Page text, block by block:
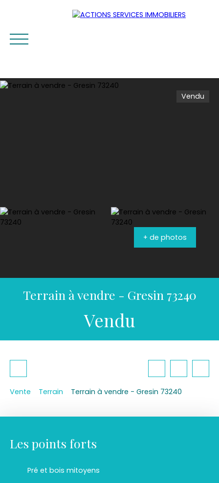
Vendu
+ de photos
Terrain à vendre - Gresin 73240
Vendu
Vente Terrain Terrain à vendre - Gresin 73240
Les points forts
Pré et bois mitoyens